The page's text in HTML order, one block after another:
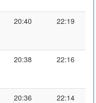
20:40 22:19
20:38 22:16
20:36 22:14